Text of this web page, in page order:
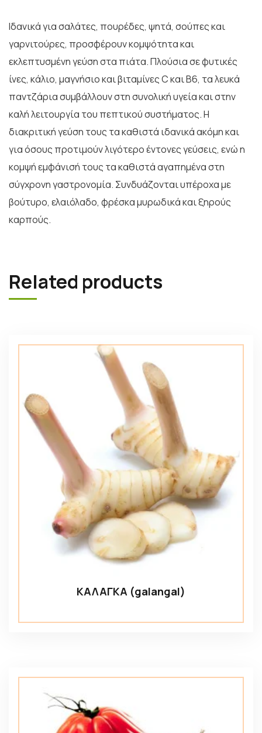
Ιδανικά για σαλάτες, πουρέδες, ψητά, σούπες και
γαρνιτούρες, προσφέρουν κομψότητα και
εκλεπτυσμένη γεύση στα πιάτα. Πλούσια σε φυτικές
ίνες, κάλιο, μαγνήσιο και βιταμίνες C και Β6, τα λευκά
παντζάρια συμβάλλουν στη συνολική υγεία και στην
καλή λειτουργία του πεπτικού συστήματος. Η
διακριτική γεύση τους τα καθιστά ιδανικά ακόμη και
για όσους προτιμούν λιγότερο έντονες γεύσεις, ενώ η
κομψή εμφάνισή τους τα καθιστά αγαπημένα στη
σύγχρονη γαστρονομία. Συνδυάζονται υπέροχα με
βούτυρο, ελαιόλαδο, φρέσκα μυρωδικά και ξηρούς
καρπούς.
Related products
ΚΑΛΑΓΚΑ (galangal)